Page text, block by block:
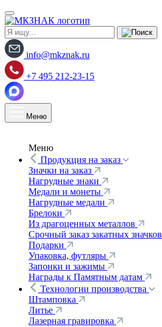
info@mkznak.ru
+7 495 212-23-15
Меню
Меню
Продукция на заказ
Значки на заказ
Нагрудные знаки
Медали и монеты
Нагрудные медали
Брелоки
Из драгоценных металлов
Срочный заказ закатных значков
Подарки
Упаковка, футляры
Запонки и зажимы
Награды к Памятным датам
Технологии производства
Штамповка
Литье
Лазерная гравировка